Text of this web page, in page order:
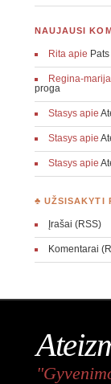
NAUJAUSI
Ritaapie
Regina-marija
proga
Stasysapie
Stasysapie
Stasysapie
♣ UŽSISAKYTI
Įrašai (RSS)
Komentarai